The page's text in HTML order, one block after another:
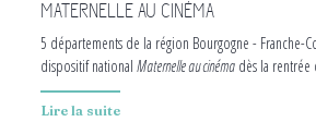
MATERNELLE AU CINÉMA
5 départements de la région Bourgogne - Franche-
dispositif nationalMaternelle au cinéma dès la
Lire la suite